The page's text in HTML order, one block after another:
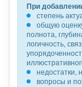
При
степень
общую
полнота,
логичность,
недостатки,
вопросы и